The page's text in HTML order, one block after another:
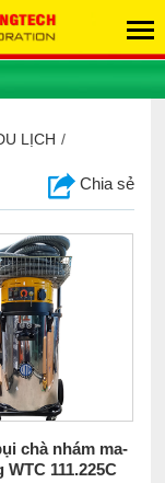
LỊCH /
Chia sẻ
chà nhám ma-
111.225C